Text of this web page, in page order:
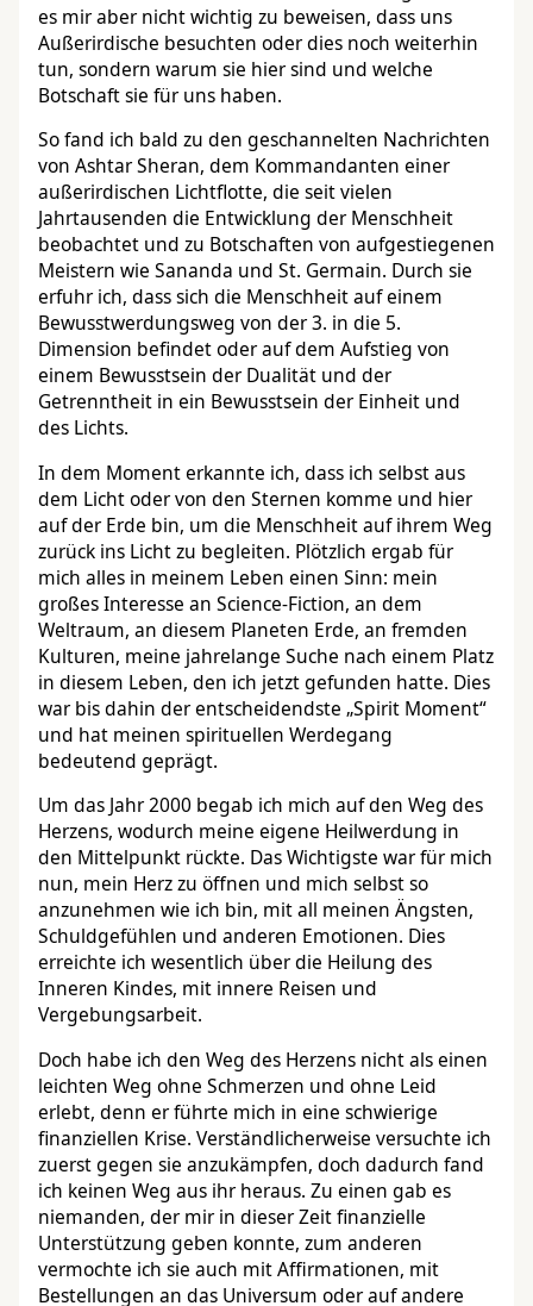
es mir aber nicht wichtig zu beweisen, dass uns
Außerirdische besuchten oder dies noch weiterhin
tun, sondern warum sie hier sind und welche
Botschaft sie für uns haben.
So fand ich bald zu den geschannelten Nachrichten
von Ashtar Sheran, dem Kommandanten einer
außerirdischen Lichtflotte, die seit vielen
Jahrtausenden die Entwicklung der Menschheit
beobachtet und zu Botschaften von aufgestiegenen
Meistern wie Sananda und St. Germain. Durch sie
erfuhr ich, dass sich die Menschheit auf einem
Bewusstwerdungsweg von der 3. in die 5.
Dimension befindet oder auf dem Aufstieg von
einem Bewusstsein der Dualität und der
Getrenntheit in ein Bewusstsein der Einheit und
des Lichts.
In dem Moment erkannte ich, dass ich selbst aus
dem Licht oder von den Sternen komme und hier
auf der Erde bin, um die Menschheit auf ihrem Weg
zurück ins Licht zu begleiten. Plötzlich ergab für
mich alles in meinem Leben einen Sinn: mein
großes Interesse an Science-Fiction, an dem
Weltraum, an diesem Planeten Erde, an fremden
Kulturen, meine jahrelange Suche nach einem Platz
in diesem Leben, den ich jetzt gefunden hatte. Dies
war bis dahin der entscheidendste „Spirit Moment“
und hat meinen spirituellen Werdegang
bedeutend geprägt.
Um das Jahr 2000 begab ich mich auf den Weg des
Herzens, wodurch meine eigene Heilwerdung in
den Mittelpunkt rückte. Das Wichtigste war für mich
nun, mein Herz zu öffnen und mich selbst so
anzunehmen wie ich bin, mit all meinen Ängsten,
Schuldgefühlen und anderen Emotionen. Dies
erreichte ich wesentlich über die Heilung des
Inneren Kindes, mit innere Reisen und
Vergebungsarbeit.
Doch habe ich den Weg des Herzens nicht als einen
leichten Weg ohne Schmerzen und ohne Leid
erlebt, denn er führte mich in eine schwierige
finanziellen Krise. Verständlicherweise versuchte ich
zuerst gegen sie anzukämpfen, doch dadurch fand
ich keinen Weg aus ihr heraus. Zu einen gab es
niemanden, der mir in dieser Zeit finanzielle
Unterstützung geben konnte, zum anderen
vermochte ich sie auch mit Affirmationen, mit
Bestellungen an das Universum oder auf andere